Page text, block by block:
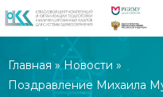
Главная »Новости »
Поздравление Михаила